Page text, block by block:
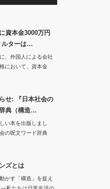
資本金3000万円
ルターは…
、外国人による会社
において、資本金
せ: 『日本社会の
典（構造…
い本を出版しまし
の呪文ワード辞典
ズとは
かす「構造」を捉え